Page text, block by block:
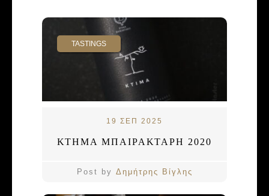
TASTINGS
19 ΣΕΠ 2025
ΚΤΗΜΑ ΜΠΑΙΡΑΚΤΑΡΗ 2020
Post by Δημήτρης Βίγλης